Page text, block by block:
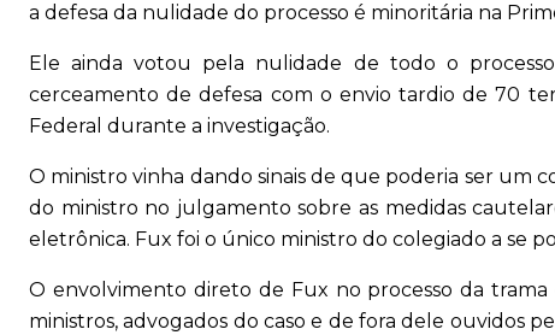
a defesa da nulidade do processo é minoritária na
Ele ainda votou pela nulidade de todo o
cerceamento de defesa com o envio tardio de 70
Federal durante a investigação.
O ministro vinha dando sinais de que poderia ser um
do ministro no julgamento sobre as medidas
eletrônica. Fux foi o único ministro do colegiado a se
O envolvimento direto de Fux no processo da
ministros, advogados do caso e de fora dele ouvidos